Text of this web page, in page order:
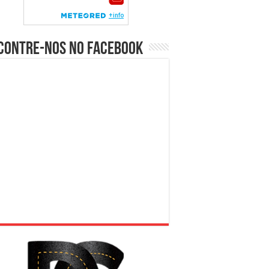
nos no Facebook